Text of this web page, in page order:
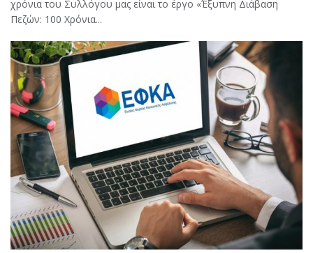
χρόνια του Συλλόγου μας είναι το έργο «Έξυπνη Διάβαση
Πεζών: 100 Χρόνια...